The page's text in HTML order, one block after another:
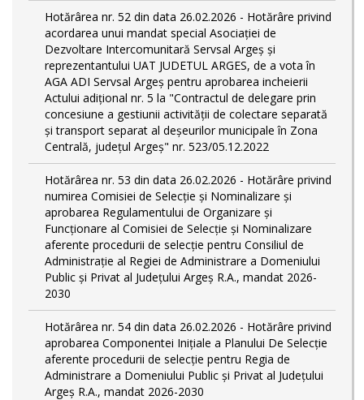
Hotărârea nr. 52 din data 26.02.2026 - Hotărâre privind
acordarea unui mandat special Asociației de
Dezvoltare Intercomunitară Servsal Argeș și
reprezentantului UAT JUDETUL ARGES, de a vota în
AGA ADI Servsal Argeș pentru aprobarea incheierii
Actului adițional nr. 5 la "Contractul de delegare prin
concesiune a gestiunii activității de colectare separată
și transport separat al deşeurilor municipale în Zona
Centrală, județul Argeș" nr. 523/05.12.2022
Hotărârea nr. 53 din data 26.02.2026 - Hotărâre privind
numirea Comisiei de Selecție și Nominalizare și
aprobarea Regulamentului de Organizare și
Funcționare al Comisiei de Selecție și Nominalizare
aferente procedurii de selecție pentru Consiliul de
Administrație al Regiei de Administrare a Domeniului
Public şi Privat al Județului Argeș R.A., mandat 2026-
2030
Hotărârea nr. 54 din data 26.02.2026 - Hotărâre privind
aprobarea Componentei Inițiale a Planului De Selecție
aferente procedurii de selecție pentru Regia de
Administrare a Domeniului Public şi Privat al Județului
Argeș R.A., mandat 2026-2030